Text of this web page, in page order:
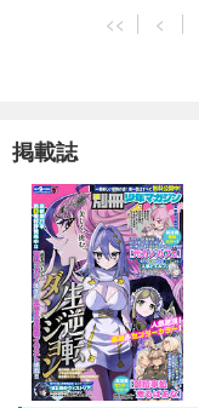
<< <
掲載誌